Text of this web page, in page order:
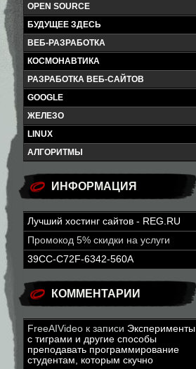
OPEN SOURCE
БУДУЩЕЕ ЗДЕСЬ
ВЕБ-РАЗРАБОТКА
КОСМОНАВТИКА
РАЗРАБОТКА ВЕБ-САЙТОВ
GOOGLE
ЖЕЛЕЗО
LINUX
АЛГОРИТМЫ
ИНФОРМАЦИЯ
Лучший хостинг сайтов - REG.RU
Промокод 5% скидки на услуги
39CC-C72F-6342-560A
КОММЕНТАРИИ
FreeAIVideo к записи Эксперименты
с тиграми и другие способы
преподавать программирование
студентам, которым скучно